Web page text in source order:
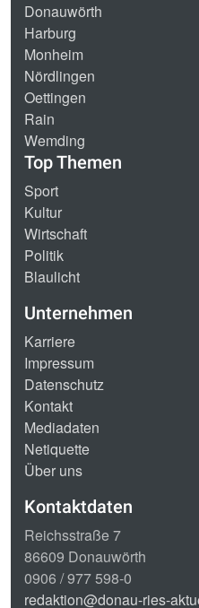
Donauwörth
Harburg
Monheim
Nördlingen
Oettingen
Rain
Wemding
Top Themen
Sport
Kultur
Wirtschaft
Politik
Blaulicht
Unternehmen
Karriere
Impressum
Datenschutz
Kontakt
Mediadaten
Netiquette
Über uns
Kontaktdaten
Reichsstraße 7
86609 Donauwörth
0906 / 977 598-0
redaktion@donau-ries-